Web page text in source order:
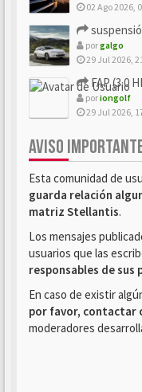
02 Ago 2026,
porgalgo
29 Jul 2026,
FAP (3.0
poriongolf
29 Jul 2026,
AVISO
Esta comunidad de
guarda relación
matriz Stellantis.
Los mensajes
usuarios que las
responsables de sus
En caso de existir
por favor, contactar
moderadores